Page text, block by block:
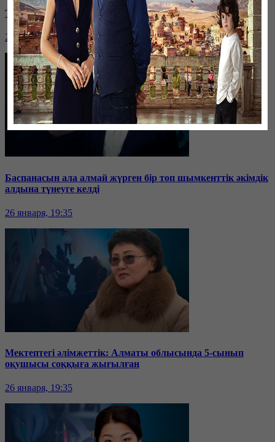
Таразда ТЭЦ қызметкерлері жалақы көтеруді талап етті
26 января, 19:36
Баспанасын ала алмай жүрген бір топ шымкенттік әкімдік
алдына түнеуге келді
26 января, 19:35
Мектептегі әлімжеттік: Алматы облысында 5-сынып
оқушысы соққыға жығылған
26 января, 19:35